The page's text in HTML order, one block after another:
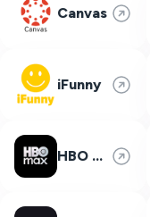
Canvas
iFunny
HBO Max